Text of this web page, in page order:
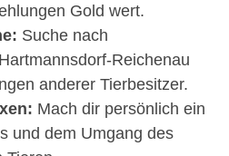
Gold wert.
Suche nach
Reichenau
anderer Tierbesitzer.
Mach dir persönlich ein
und dem Umgang des